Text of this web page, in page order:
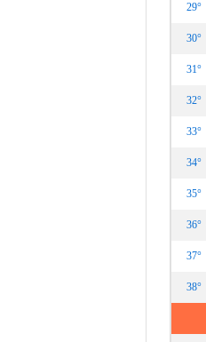
29°
30°
31°
32°
33°
34°
35°
36°
37°
38°